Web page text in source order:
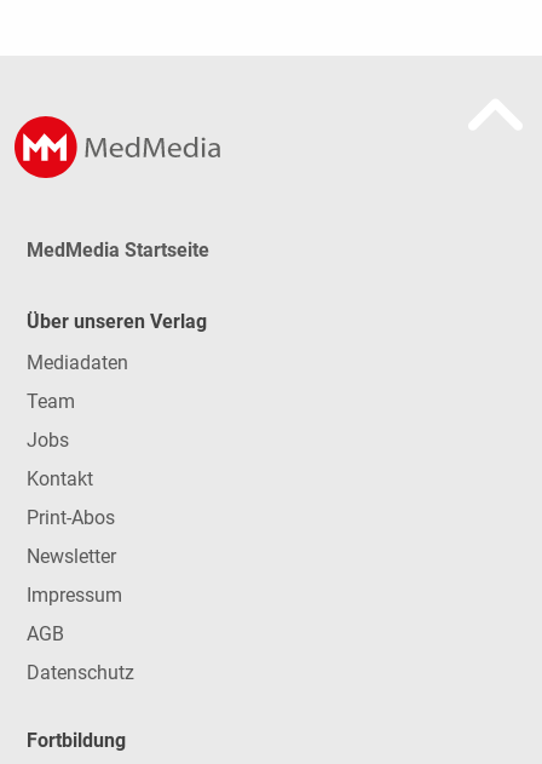
MedMedia Startseite
Über unseren Verlag
Mediadaten
Team
Jobs
Kontakt
Print-Abos
Newsletter
Impressum
AGB
Datenschutz
Fortbildung